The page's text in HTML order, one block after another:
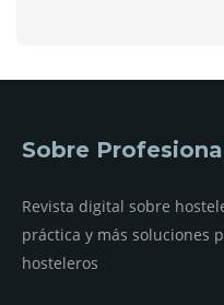
Sobre
Revista digital sobre
práctica y más soluciones
hosteleros